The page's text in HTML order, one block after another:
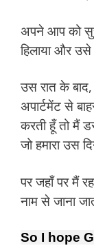
अपने आप को
हिलाया और
उस रात के
अपार्टमेंट से
करती हूँ तो मैं
जो हमारा उस
पर जहाँ पर मैं
नाम से जाना
So I hope